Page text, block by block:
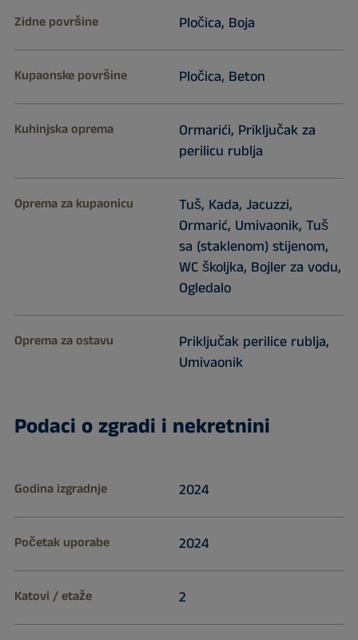
Zidne površine Pločica, Boja
Kupaonske površine Pločica, Beton
Kuhinjska oprema
Ormarići, Priključak za
perilicu rublja
Oprema za kupaonicu
Tuš, Kada, Jacuzzi,
Ormarić, Umivaonik, Tuš
sa (staklenom) stijenom,
WC školjka, Bojler za vodu,
Ogledalo
Oprema za ostavu
Priključak perilice rublja,
Umivaonik
Podaci o zgradi i nekretnini
Godina izgradnje 2024
Početak uporabe 2024
Katovi / etaže 2